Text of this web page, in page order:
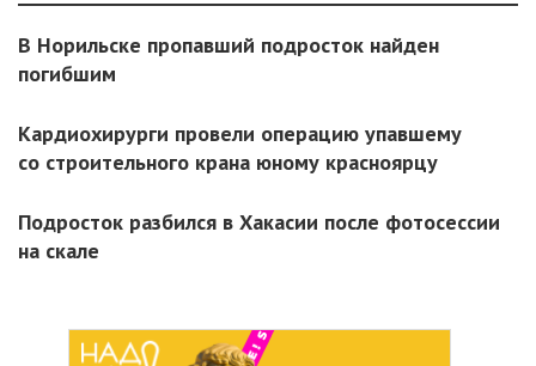
В Норильске пропавший подросток найден
погибшим
Кардиохирурги провели операцию упавшему
со строительного крана юному красноярцу
Подросток разбился в Хакасии после фотосессии
на скале